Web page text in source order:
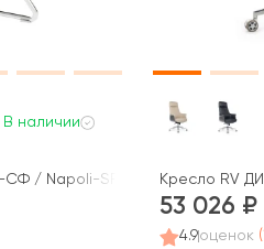
В наличии
/ Napoli-SF (YZPN-YR022)
Кресло RV
53 026
4.9оценок